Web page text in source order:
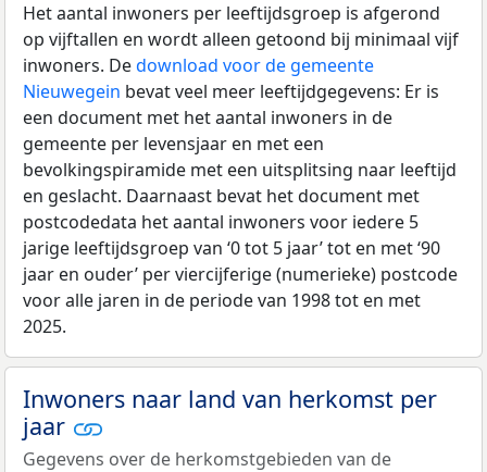
Het aantal inwoners per leeftijdsgroep is afgerond
op vijftallen en wordt alleen getoond bij minimaal vijf
inwoners. Dedownload voor de gemeente
Nieuwegein bevat veel meer leeftijdgegevens: Er is
een document met het aantal inwoners in de
gemeente per levensjaar en met een
bevolkingspiramide met een uitsplitsing naar leeftijd
en geslacht. Daarnaast bevat het document met
postcodedata het aantal inwoners voor iedere 5
jarige leeftijdsgroep van ‘0 tot 5 jaar’ tot en met ‘90
jaar en ouder’ per viercijferige (numerieke) postcode
voor alle jaren in de periode van 1998 tot en met
2025.
Inwoners naar land van herkomst per
jaar
Gegevens over de herkomstgebieden van de